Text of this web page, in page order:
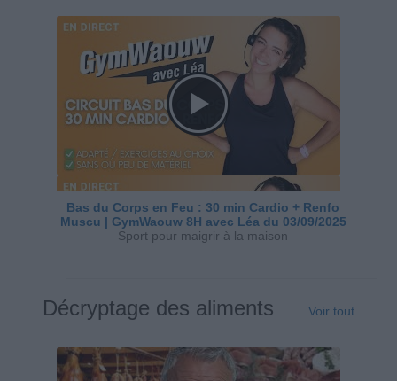
Bas du Corps en Feu : 30 min Cardio + Renfo
Muscu | GymWaouw 8H avec Léa du 03/09/2025
Sport pour maigrir à la maison
Décryptage des aliments Voir tout